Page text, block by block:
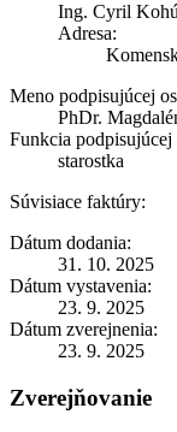
Ing. Cyril
Adresa:
Meno podpisujúcej
PhDr.
Funkcia podpisujúcej
starostka
Súvisiace faktúry:
Dátum dodania:
31. 10. 2025
Dátum vystavenia:
23. 9. 2025
Dátum zverejnenia:
23. 9. 2025
Zverejňovanie